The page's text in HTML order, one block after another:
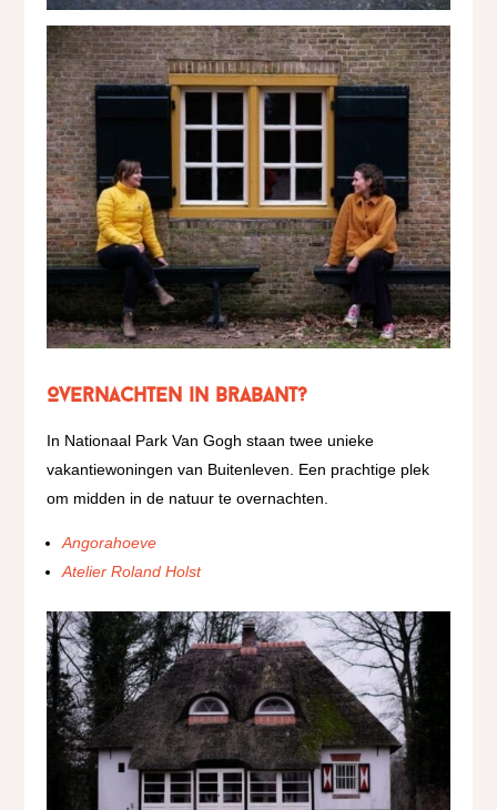
Overnachten in Brabant?
In Nationaal Park Van Gogh staan twee unieke
vakantiewoningen van Buitenleven. Een prachtige plek
om midden in de natuur te overnachten.
Angorahoeve
Atelier Roland Holst